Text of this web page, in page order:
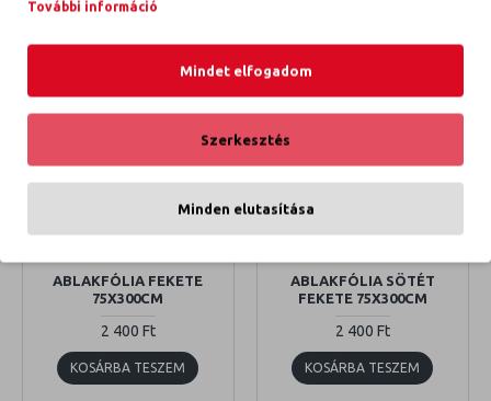
ABLAKFÓLIA FEKETE
75X300CM
2 400 Ft
KOSÁRBA TESZEM
Ablakfólia sötét fekete
ABLAKFÓLIA SÖTÉT
FEKETE 75X300CM
2 400 Ft
KOSÁRBA TESZEM
További információ
Mindet elfogadom
Szerkesztés
Minden elutasítása